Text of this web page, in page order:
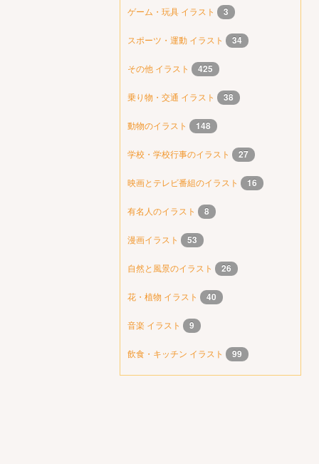
ゲーム・玩具 イラスト 3
スポーツ・運動 イラスト 34
その他 イラスト 425
乗り物・交通 イラスト 38
動物のイラスト 148
学校・学校行事のイラスト 27
映画とテレビ番組のイラスト 16
有名人のイラスト 8
漫画イラスト 53
自然と風景のイラスト 26
花・植物 イラスト 40
音楽 イラスト 9
飲食・キッチン イラスト 99